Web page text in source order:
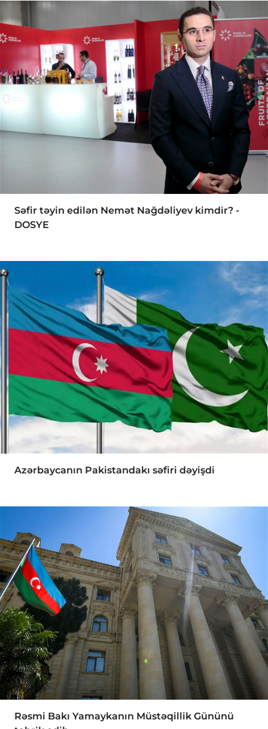
Səfir təyin edilən Nemət Nağdəliyev kimdir? -
DOSYE
Azərbaycanın Pakistandakı səfiri dəyişdi
Rəsmi Bakı Yamaykanın Müstəqillik Gününü